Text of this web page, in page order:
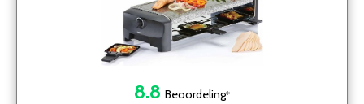
8.8 Beoordeling*